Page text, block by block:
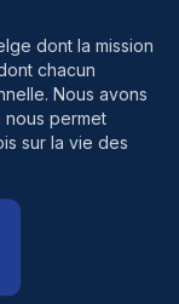
dont la mission
chacun
Nous avons
nous permet
sur la vie des